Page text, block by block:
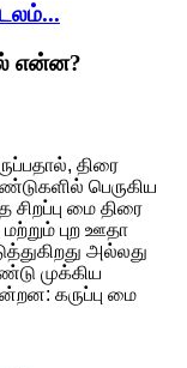
என்ன?
திரை
பெருகிய
மை திரை
புற ஊதா
அல்லது
முக்கிய
கருப்பு மை